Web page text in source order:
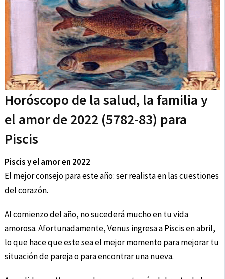
Horóscopo de la salud, la familia y
el amor de 2022 (5782-83) para
Piscis
Piscis y el amor en 2022
El mejor consejo para este año: ser realista en las cuestiones
del corazón.
Al comienzo del año, no sucederá mucho en tu vida
amorosa. Afortunadamente, Venus ingresa a Piscis en abril,
lo que hace que este sea el mejor momento para mejorar tu
situación de pareja o para encontrar una nueva.